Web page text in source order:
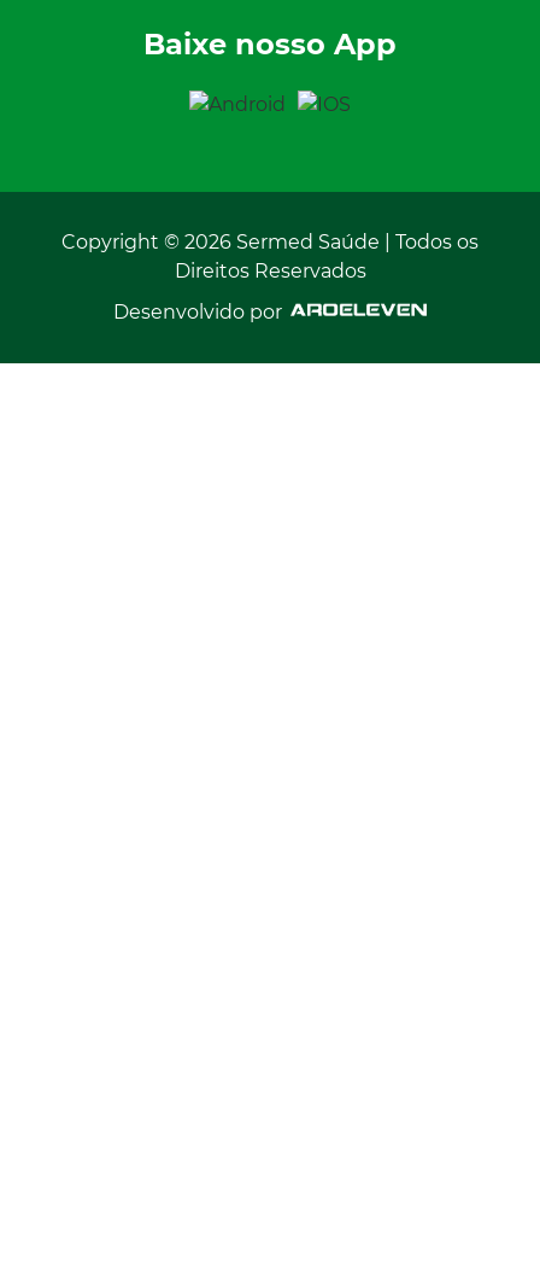
Baixe nosso App
Copyright © 2026 Sermed Saúde | Todos os
Direitos Reservados
Desenvolvido por